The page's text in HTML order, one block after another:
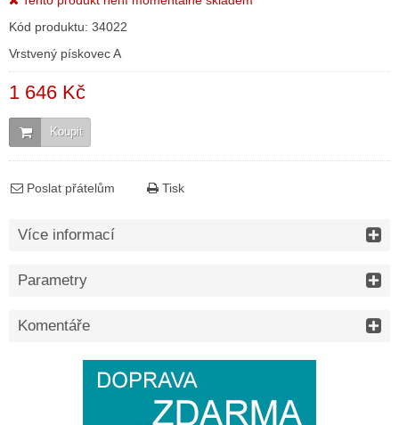
Kód produktu: 34022
Vrstvený pískovec A
1 646 Kč
Koupit
Poslat přátelům Tisk
Více informací
Parametry
Komentáře